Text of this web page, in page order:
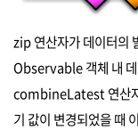
zip 연산자가 데이터의
Observable 객체 내 데
combineLatest 연산
기 값이 변경되었을 때